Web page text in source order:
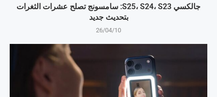
جالكسي S25، S24، S23: سامسونج تصلح عشرات الثغرات
بتحديث جديد
26/04/10